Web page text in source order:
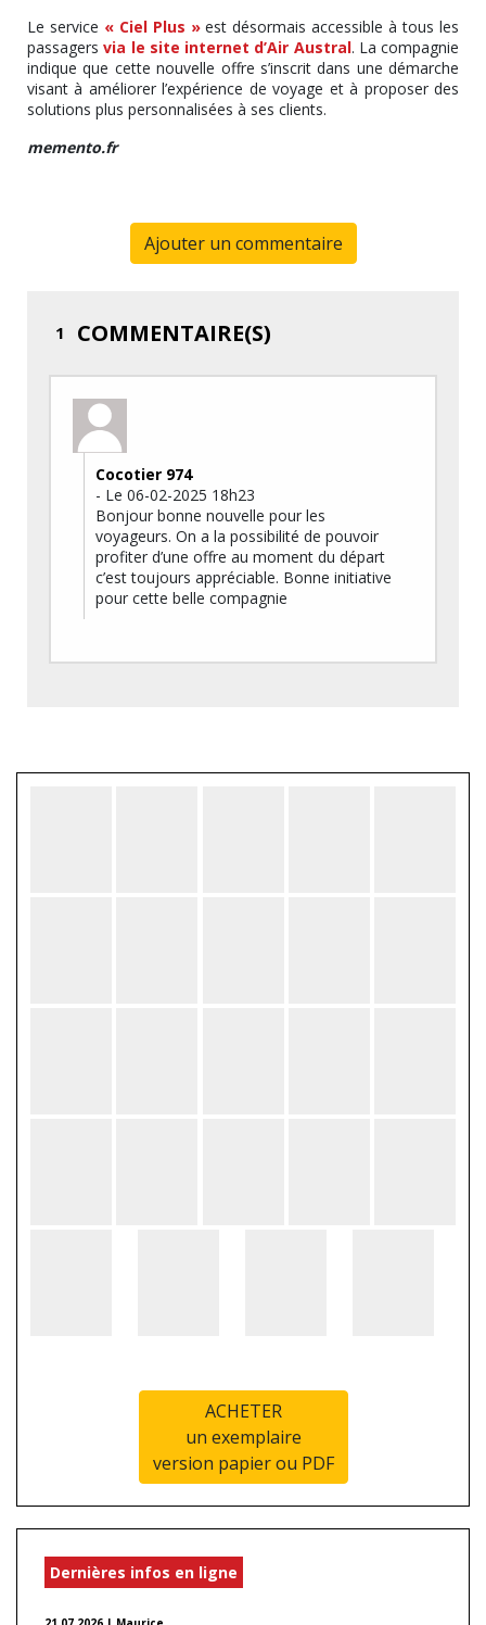
Le service « Ciel Plus »est désormais accessible à tous les
passagersvia le site internet d’Air Austral. La compagnie
indique que cette nouvelle offre s’inscrit dans une démarche
visant à améliorer l’expérience de voyage et à proposer des
solutions plus personnalisées à ses clients.
memento.fr
Ajouter un commentaire
1 COMMENTAIRE(S)
Cocotier 974
- Le 06-02-2025 18h23
Bonjour bonne nouvelle pour les
voyageurs. On a la possibilité de pouvoir
profiter d’une offre au moment du départ
c’est toujours appréciable. Bonne initiative
pour cette belle compagnie
ACHETER
un exemplaire
version papier ou PDF
Dernières infos en ligne